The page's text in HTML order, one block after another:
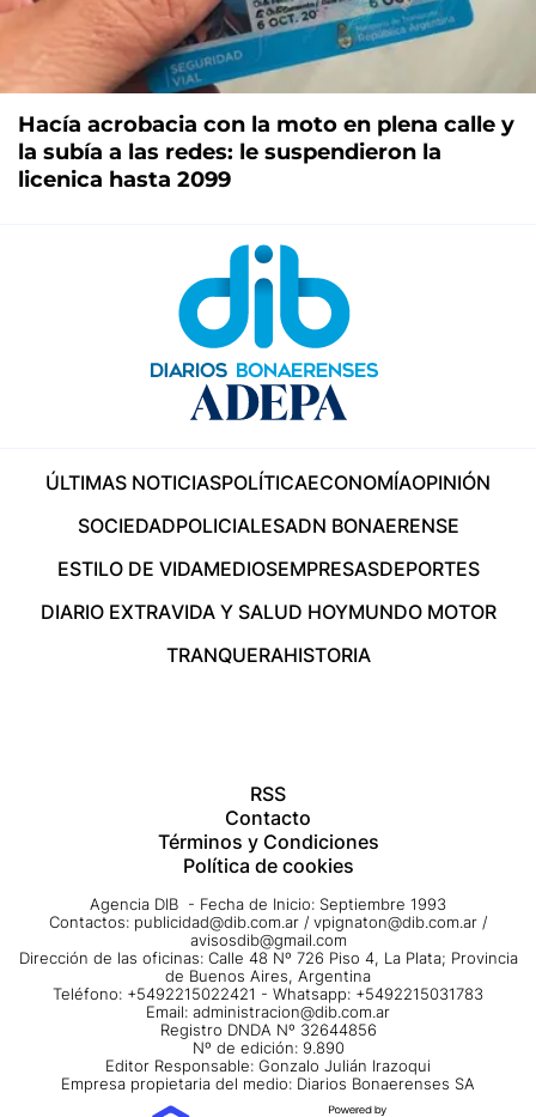
Hacía acrobacia con la moto en plena calle y
la subía a las redes: le suspendieron la
licenica hasta 2099
ÚLTIMAS NOTICIASPOLÍTICAECONOMÍAOPINIÓN
SOCIEDADPOLICIALESADN BONAERENSE
ESTILO DE VIDAMEDIOSEMPRESASDEPORTES
DIARIO EXTRAVIDA Y SALUD HOYMUNDO MOTOR
TRANQUERAHISTORIA
RSS
Contacto
Términos y Condiciones
Política de cookies
Agencia DIB - Fecha de Inicio: Septiembre 1993
Contactos: publicidad@dib.com.ar / vpignaton@dib.com.ar /
avisosdib@gmail.com
Dirección de las oficinas: Calle 48 Nº 726 Piso 4, La Plata; Provincia
de Buenos Aires, Argentina
Teléfono: +5492215022421 - Whatsapp: +5492215031783
Email: administracion@dib.com.ar
Registro DNDA Nº 32644856
Nº de edición: 9.890
Editor Responsable: Gonzalo Julián Irazoqui
Empresa propietaria del medio: Diarios Bonaerenses SA